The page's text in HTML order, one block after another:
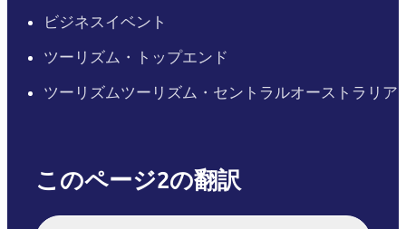
ビジネスイベント
ツーリズム・トップエンド
ツーリズムツーリズム・セントラルオーストラリア
このページ2の翻訳